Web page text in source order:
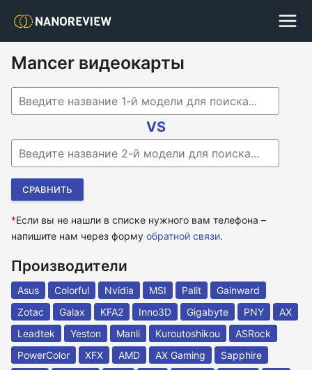
Mancer видеокарты
VS
*Если вы не нашли в списке нужного вам телефона –
напишите нам через форму обратной связи.
Производители
Asus Colorful Nvidia MSI Palit
Gainward
Zotac
Galax KFA2 Inno3D Gigabyte PNY
AX
Leadtek
Yeston Manli Kuroutoshikou
ASRock
PowerColor
XFX AMD AX Gaming
Sapphire